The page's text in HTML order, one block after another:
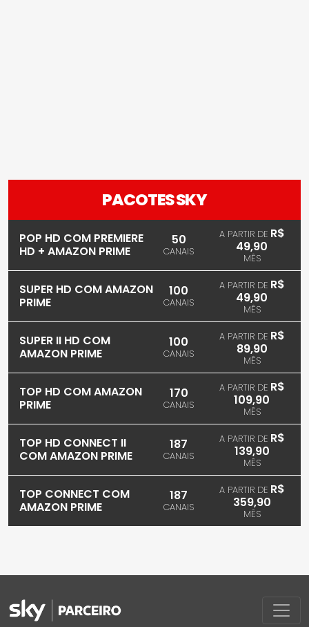
PACOTES SKY
POP HD COM PREMIERE
HD + AMAZON PRIME
50
CANAIS
A PARTIR DE R$
49,90
MÊS
SUPER HD COM AMAZON
PRIME
100
CANAIS
A PARTIR DE R$
49,90
MÊS
SUPER II HD COM
AMAZON PRIME
100
CANAIS
A PARTIR DE R$
89,90
MÊS
TOP HD COM AMAZON
PRIME
170
CANAIS
A PARTIR DE R$
109,90
MÊS
TOP HD CONNECT II
COM AMAZON PRIME
187
CANAIS
A PARTIR DE R$
139,90
MÊS
TOP CONNECT COM
AMAZON PRIME
187
CANAIS
A PARTIR DE R$
359,90
MÊS